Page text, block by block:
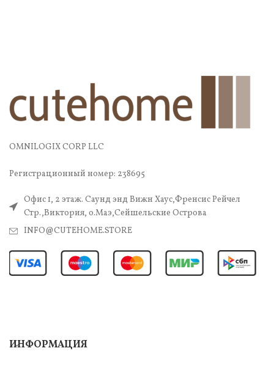
OMNILOGIX CORP LLC
Регистрационный номер: 238695
Офис 1, 2 этаж. Саунд энд Вижн Хаус,Френсис Рейчел
Стр.,Виктория, о.Маэ,Сейшельские Острова
INFO@CUTEHOME.STORE
ИНФОРМАЦИЯ